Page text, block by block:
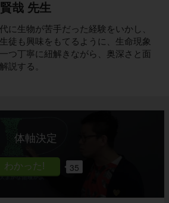
哉 先生
に生物が苦手だった経験をいかし、
徒も興味をもてるように、生命現象
つ丁寧に紐解きながら、奥深さと面
説する。
体軸決定
35